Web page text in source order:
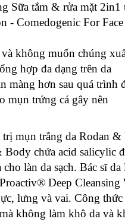
Sữa tắm & rửa mặt
- Comedogenic For
không muốn chúng
hợp đa dạng trên da
màng hơn sau quá trình
mụn trứng cá gây nên
mụn trắng da Rodan
Body chứa acid
cho làn da sạch. Bác sĩ
Deep
lưng và vai. Công
không làm khô da